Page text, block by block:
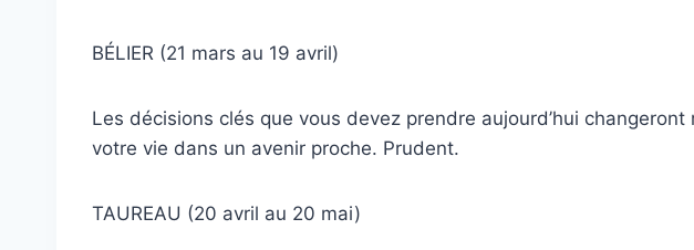
BÉLIER (21 mars au 19 avril)
Les décisions clés que vous devez prendre aujourd’hui
votre vie dans un avenir proche. Prudent.
TAUREAU (20 avril au 20 mai)